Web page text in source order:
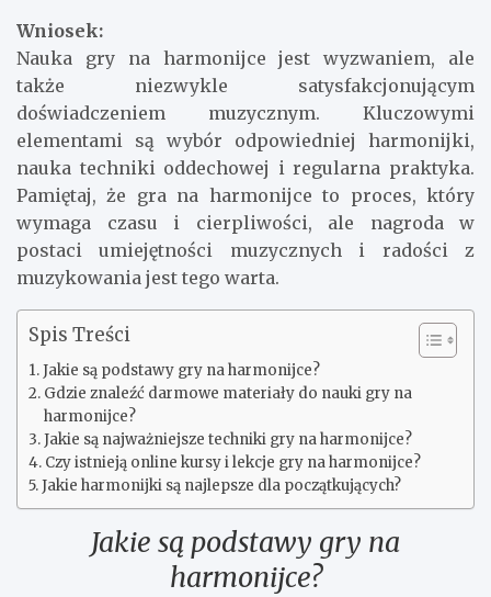
Wniosek:
Nauka gry na harmonijce jest wyzwaniem, ale
także niezwykle satysfakcjonującym
doświadczeniem muzycznym. Kluczowymi
elementami są wybór odpowiedniej harmonijki,
nauka techniki oddechowej i regularna praktyka.
Pamiętaj, że gra na harmonijce to proces, który
wymaga czasu i cierpliwości, ale nagroda w
postaci umiejętności muzycznych i radości z
muzykowania jest tego warta.
Spis Treści
Jakie są podstawy gry na harmonijce?
Gdzie znaleźć darmowe materiały do nauki gry na
harmonijce?
Jakie są najważniejsze techniki gry na harmonijce?
Czy istnieją online kursy i lekcje gry na harmonijce?
Jakie harmonijki są najlepsze dla początkujących?
Jakie są podstawy gry na
harmonijce?